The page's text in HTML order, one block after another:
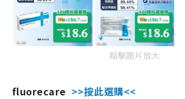
點擊圖片放大
fluorecare >>按此選購<<